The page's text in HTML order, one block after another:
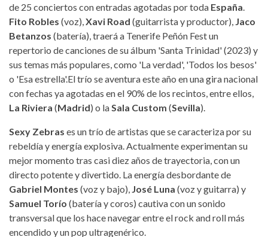
de 25 conciertos con entradas agotadas por toda España.
Fito Robles (voz),Xavi Road (guitarrista y productor), Jaco
Betanzos (batería), traerá a Tenerife Peñón Fest un
repertorio de canciones de su álbum 'Santa Trinidad' (2023) y
sus temas más populares, como 'La verdad', 'Todos los besos'
o 'Esa estrella'.El trío se aventura este año en una gira nacional
con fechas ya agotadas en el 90% de los recintos, entre ellos,
La Riviera (Madrid) o laSala Custom (Sevilla).
Sexy Zebras es un trío de artistas que se caracteriza por su
rebeldía y energía explosiva. Actualmente experimentan su
mejor momento tras casi diez años de trayectoria, con un
directo potente y divertido. La energía desbordante de
Gabriel Montes (voz y bajo), José Luna (voz y guitarra) y
Samuel Torío (batería y coros) cautiva con un sonido
transversal que los hace navegar entre el rock and roll más
encendido y un pop ultragenérico.